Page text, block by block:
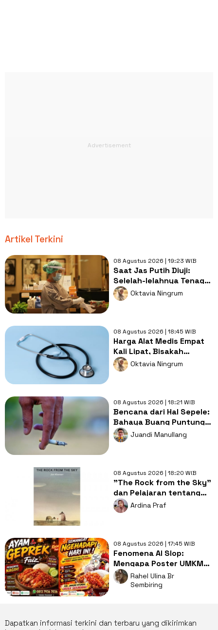
Artikel Terkini
08 Agustus 2026 | 19:23 WIB
Saat Jas Putih Diuji:
Selelah-lelahnya Tenaga
Kesehatan, Tetap Lebih
Melelahkan Jadi Pasien
Oktavia Ningrum
08 Agustus 2026 | 18:45 WIB
Harga Alat Medis Empat
Kali Lipat, Bisakah
Layanan Kesehatan
Tetap Murah?
Oktavia Ningrum
08 Agustus 2026 | 18:21 WIB
Bencana dari Hal Sepele:
Bahaya Buang Puntung
Rokok Sembarangan di
Musim Kemarau
Juandi Manullang
08 Agustus 2026 | 18:20 WIB
"The Rock from the Sky"
dan Pelajaran tentang
Berani Menghadapi
Perubahan
Ardina Praf
08 Agustus 2026 | 17:45 WIB
Fenomena AI Slop:
Mengapa Poster UMKM
Makin Seragam dan Bikin
Kita Bosan?
Rahel Ulina Br
Sembiring
Dapatkan informasi terkini dan terbaru yang dikirimkan